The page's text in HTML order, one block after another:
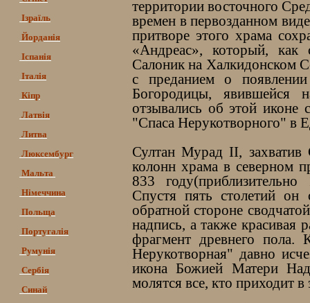
Ізраїль
Йорданія
Іспанія
Італія
Кіпр
Латвія
Литва
Люксембург
Мальта
Німеччина
Польща
Португалія
Румунія
Сербія
Синай
территории восточного
времен в первозданном
притворе этого храма
«Андреас», который, как
Салоник на Халкидонском
с преданием о
Богородицы, явившейся
отзывались об этой
"Спаса Нерукотворного" в
Султан Мурад II, захватив
колонн храма в северном
833
Спустя пять столетий
обратной стороне
надпись, а также красивая
фрагмент древнего пола.
Нерукотворная" давно
икона Божией Матери
молятся все, кто приходит в